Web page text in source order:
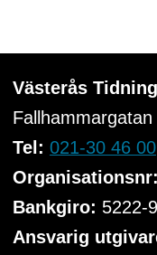
Västerås Tidning
Tel: 021-30 46 00
Organisationsnr:
Bankgiro: 5222-
Ansvarig